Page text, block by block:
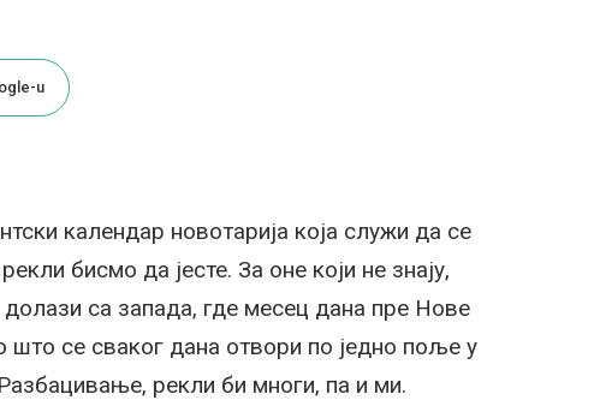
u
календар новотарија која служи да се
бисмо да јесте. За оне који не знају,
долази са запада, где месец дана пре Нове
што се сваког дана отвори по једно поље у
рекли би многи, па и ми.